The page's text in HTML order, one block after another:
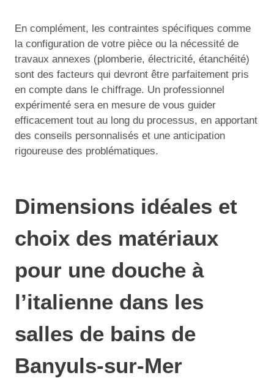
En complément, les contraintes spécifiques comme
la configuration de votre pièce ou la nécessité de
travaux annexes (plomberie, électricité, étanchéité)
sont des facteurs qui devront être parfaitement pris
en compte dans le chiffrage. Un professionnel
expérimenté sera en mesure de vous guider
efficacement tout au long du processus, en apportant
des conseils personnalisés et une anticipation
rigoureuse des problématiques.
Dimensions idéales et
choix des matériaux
pour une douche à
l’italienne dans les
salles de bains de
Banyuls-sur-Mer